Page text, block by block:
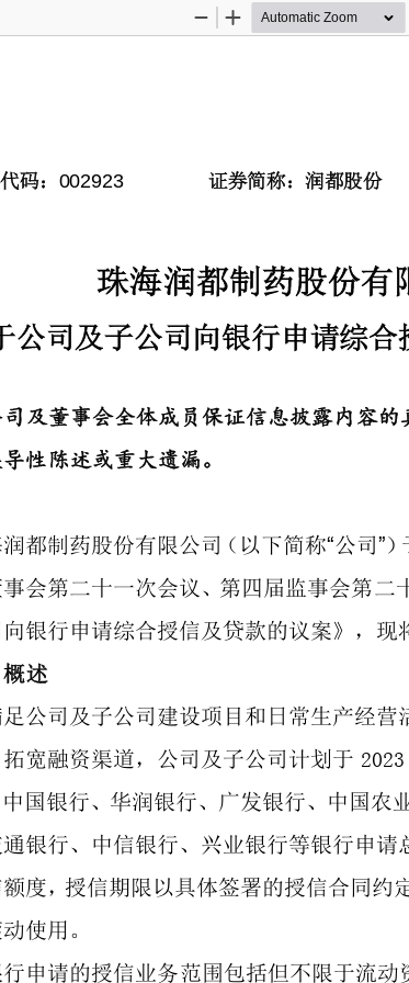
Zoom
Zoom
码： 002923 证券简称：润都股份
珠海润都制药股份有
公司及子公司向银行申请综
司及董事会全体成员保证信息披露内容的
性陈述或重大遗漏。
都制药股份有限公司（以下简称“公司”）
会第二十一次会议、第 四 届监事会第二
银行申请综合授信及贷款的议案》 ， 现
述
公司及子公司建设项目和日常生产经营
宽融资渠道，公司及子公司计划于 2023
国银行、华润银行、广发银行、中国农
银行、中信银行、兴业银行等银行申请
度，授信期限以具体签署的授信合同约
使用。
行申请的授信业务范围包括但不限于流动